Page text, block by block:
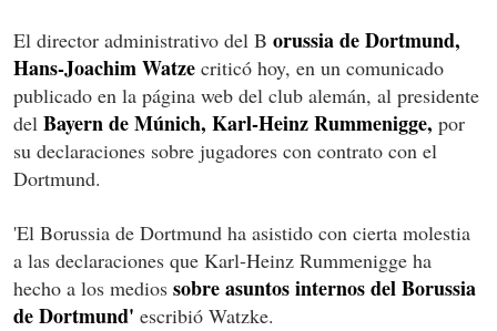
El director administrativo del B orussia de Dortmund,
Hans-Joachim Watze criticó hoy, en un comunicado
publicado en la página web del club alemán, al presidente
del Bayern de Múnich, Karl-Heinz Rummenigge, por
su declaraciones sobre jugadores con contrato con el
Dortmund.
'El Borussia de Dortmund ha asistido con cierta molestia
a las declaraciones que Karl-Heinz Rummenigge ha
hecho a los medios sobre asuntos internos del Borussia
de Dortmund' escribió Watzke.